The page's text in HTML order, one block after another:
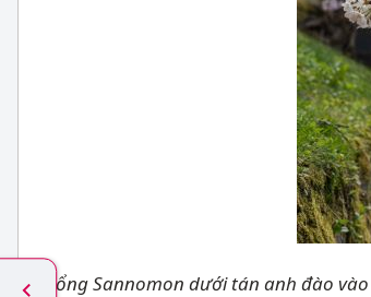
Cổng Sannomon dưới tán anh đào